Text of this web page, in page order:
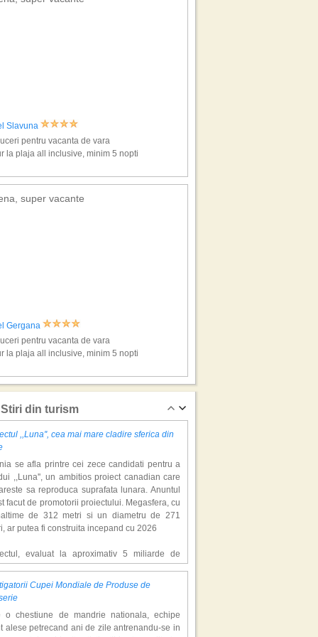
Slavuna
pentru vacanta de vara
la plaja all inclusive, minim 5 nopti
super vacante
Gergana
pentru vacanta de vara
la plaja all inclusive, minim 5 nopti
super vacante
Kaliakra Superior
la plaja all inclusive, minim 5 nopti
de Aur, super vacante
Stiri din turism
,,Luna'', cea mai mare cladire sferica din
se afla printre cei zece candidati pentru a
,,Luna'', un ambitios proiect canadian care
sa reproduca suprafata lunara. Anuntul
facut de promotorii proiectului. Megasfera, cu
de 312 metri si un diametru de 271
ar putea fi construita incepand cu 2026
evaluat la aproximativ 5 miliarde de
include un complex de 200 de hectare, cu
facilitati de recreere si zone rezidentiale.
depaseste ideea unui simplu hotel
de turisti anual. �Luna� ar putea deveni
de top, 2,5 milioane de vizitatori fiind
Cupei Mondiale de Produse de
o chestiune de mandrie nationala, echipe
alese petrecand ani de zile antrenandu-se in